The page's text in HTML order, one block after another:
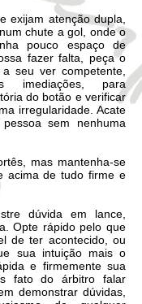
exijam atenção dupla,
chute a gol, onde o
pouco espaço de
fazer falta, peça o
seu ver competente,
imediações, para
do botão e verificar
irregularidade. Acate
sem nenhuma
mas mantenha-se
acima de tudo firme e
dúvida em lance,
Opte rápido pelo que
de ter acontecido, ou
sua intuição mais o
e firmemente sua
fato do árbitro falar
demonstrar dúvidas,